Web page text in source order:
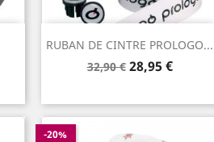
RUBAN DE CINTRE PROLOGO...
Prix
32,90 € Prix
28,95 €
-20%